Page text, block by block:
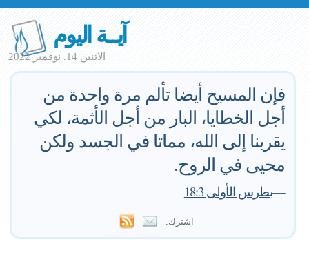
آيــة اليوم
الاثنين 14. نوفمبر 2022
فإن المسيح أيضا تألم مرة واحدة من
أجل الخطايا، البار من أجل الأثمة، لكي
يقربنا إلى الله، مماتا في الجسد ولكن
محيى في الروح.
—بطرس الأولى 18:3
اشترك: